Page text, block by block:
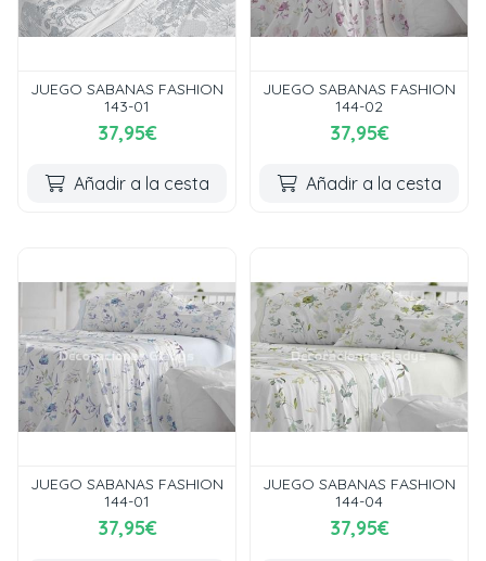
JUEGO SABANAS FASHION
143-01
37,95€
Añadir a la cesta
JUEGO SABANAS FASHION
144-02
37,95€
Añadir a la cesta
JUEGO SABANAS FASHION
144-01
37,95€
JUEGO SABANAS FASHION
144-04
37,95€